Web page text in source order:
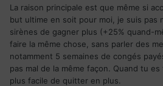
brasserie à quelque part en région.
bières-là, terminé les bières
fait, il m'arrive aussi de partir en
brasserie en tant que tel, pour une
d'escapades dans les régions
activité "motivante". Un bon moyen
de la province et de savourer
La raison principale est que même si
but ultime en soit pour moi, je suis pas
sirènes de gagner plus (+25% quand-
faire la même chose, sans parler des
notamment 5 semaines de congés
pas mal de la même façon. Quand tu
plus facile de quitter en plus.